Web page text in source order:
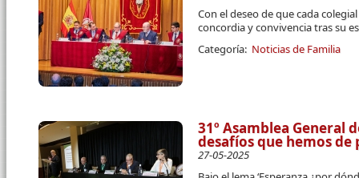
Con el deseo de que cada
concordia y convivencia tras su
Categoría: Noticias de Familia
31º Asamblea General
desafíos que hemos
27-05-2025